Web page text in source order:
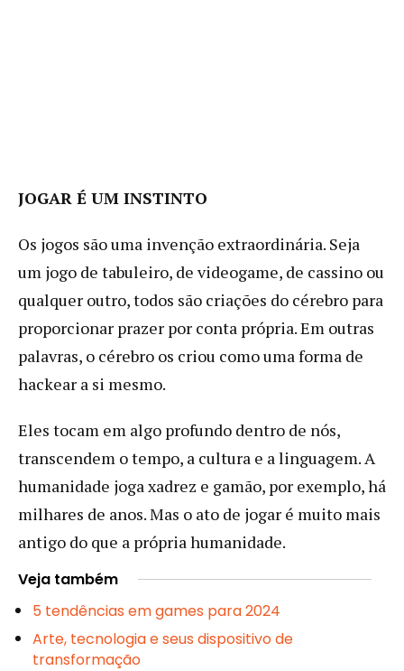
JOGAR É UM INSTINTO
Os jogos são uma invenção extraordinária. Seja
um jogo de tabuleiro, de videogame, de cassino ou
qualquer outro, todos são criações do cérebro para
proporcionar prazer por conta própria. Em outras
palavras, o cérebro os criou como uma forma de
hackear a si mesmo.
Eles tocam em algo profundo dentro de nós,
transcendem o tempo, a cultura e a linguagem. A
humanidade joga xadrez e gamão, por exemplo, há
milhares de anos. Mas o ato de jogar é muito mais
antigo do que a própria humanidade.
Veja também
5 tendências em games para 2024
Arte, tecnologia e seus dispositivo de
transformação